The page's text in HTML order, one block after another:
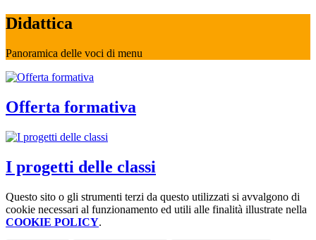
Didattica
Panoramica delle voci di menu
Offerta formativa
I progetti delle classi
Questo sito o gli strumenti terzi da questo utilizzati si avvalgono di
cookie necessari al funzionamento ed utili alle finalità illustrate nella
COOKIE POLICY.